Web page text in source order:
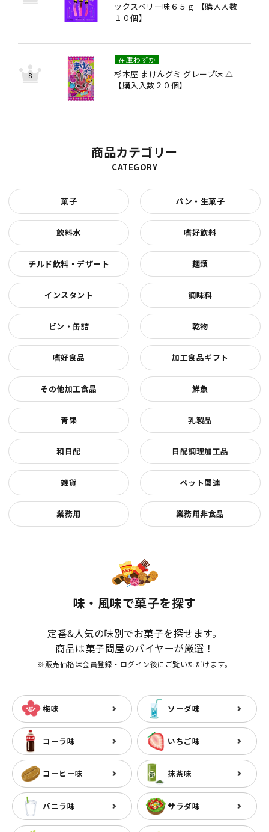
ックスベリー味６５ｇ 【購入入数
１０個】
杉本屋 まけんグミ グレープ味 △
【購入入数２０個】
在庫わずか
商品カテゴリー
CATEGORY
菓子 パン・生菓子
飲料水 嗜好飲料
チルド飲料・デザート 麺類
インスタント 調味料
ビン・缶詰 乾物
嗜好食品 加工食品ギフト
その他加工食品 鮮魚
青果 乳製品
和日配 日配調理加工品
雑貨 ペット関連
業務用 業務用非食品
味・風味で菓子を探す
定番&人気の味別でお菓子を探せます。
商品は菓子問屋のバイヤーが厳選！
※販売価格は会員登録・ログイン後にご覧いただけます。
梅味 ソーダ味
コーラ味 いちご味
コーヒー味 抹茶味
バニラ味 サラダ味